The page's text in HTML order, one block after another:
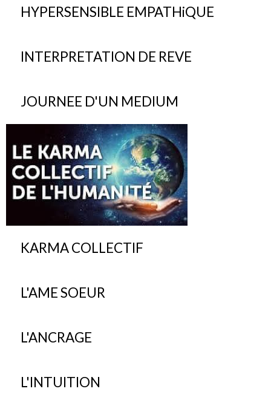
HYPERSENSIBLE EMPATHiQUE
INTERPRETATION DE REVE
JOURNEE D'UN MEDIUM
KARMA COLLECTIF
L'AME SOEUR
L'ANCRAGE
L'INTUITION